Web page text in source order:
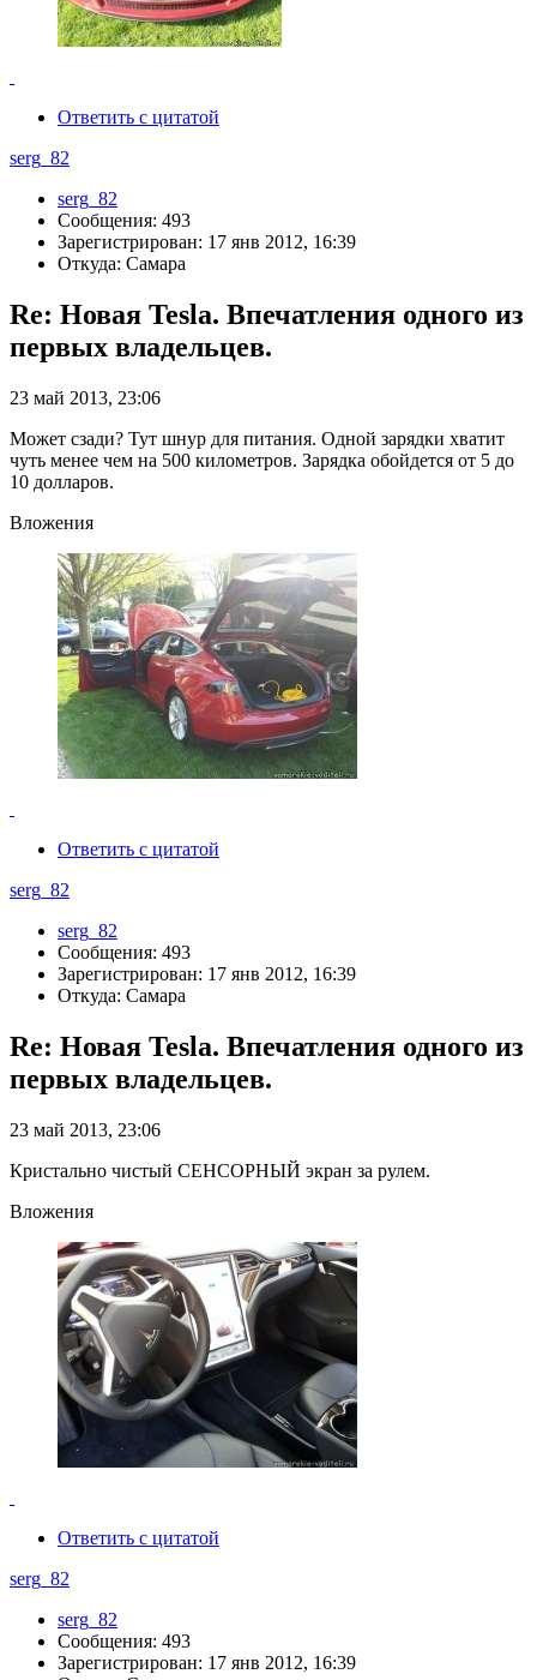
Ответить с цитатой
serg_82
serg_82
Сообщения: 493
Зарегистрирован: 17 янв 2012, 16:39
Откуда: Самара
Re: Новая Tesla. Впечатления одного из
первых владельцев.
23 май 2013, 23:06
Может сзади? Тут шнур для питания. Одной зарядки хватит
чуть менее чем на 500 километров. Зарядка обойдется от 5 до
10 долларов.
Вложения
Ответить с цитатой
serg_82
serg_82
Сообщения: 493
Зарегистрирован: 17 янв 2012, 16:39
Откуда: Самара
Re: Новая Tesla. Впечатления одного из
первых владельцев.
23 май 2013, 23:06
Кристально чистый СЕНСОРНЫЙ экран за рулем.
Вложения
Ответить с цитатой
serg_82
serg_82
Сообщения: 493
Зарегистрирован: 17 янв 2012, 16:39